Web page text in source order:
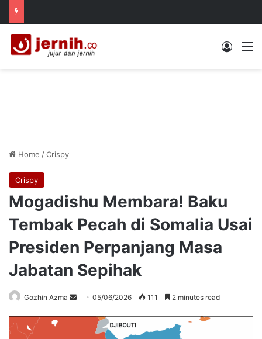
Log In
Home /Crispy
Crispy
Mogadishu Membara! Baku
Tembak Pecah di Somalia Usai
Presiden Perpanjang Masa
Jabatan Sepihak
Gozhin Azma
Send05/06/2026 111 2 minutes read